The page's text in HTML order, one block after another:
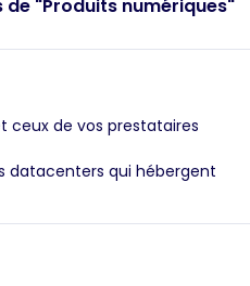
de "Produits numériques"
ceux de vos prestataires
datacenters qui hébergent